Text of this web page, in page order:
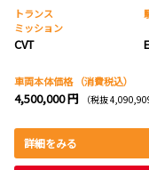
トランス
ミッション
CVT
車両本体価格 （消費税込）
4,500,000 円 （税抜
詳細をみる